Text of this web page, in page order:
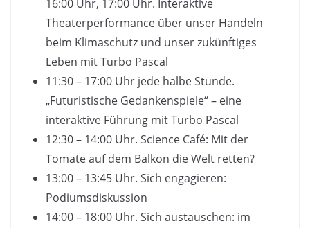
16:00 Uhr, 17:00 Uhr. Interaktive
Theaterperformance über unser Handeln
beim Klimaschutz und unser zukünftiges
Leben mit Turbo Pascal
11:30 – 17:00 Uhr jede halbe Stunde.
„Futuristische Gedankenspiele“ – eine
interaktive Führung mit Turbo Pascal
12:30 – 14:00 Uhr. Science Café: Mit der
Tomate auf dem Balkon die Welt retten?
13:00 – 13:45 Uhr. Sich engagieren:
Podiumsdiskussion
14:00 – 18:00 Uhr. Sich austauschen: im